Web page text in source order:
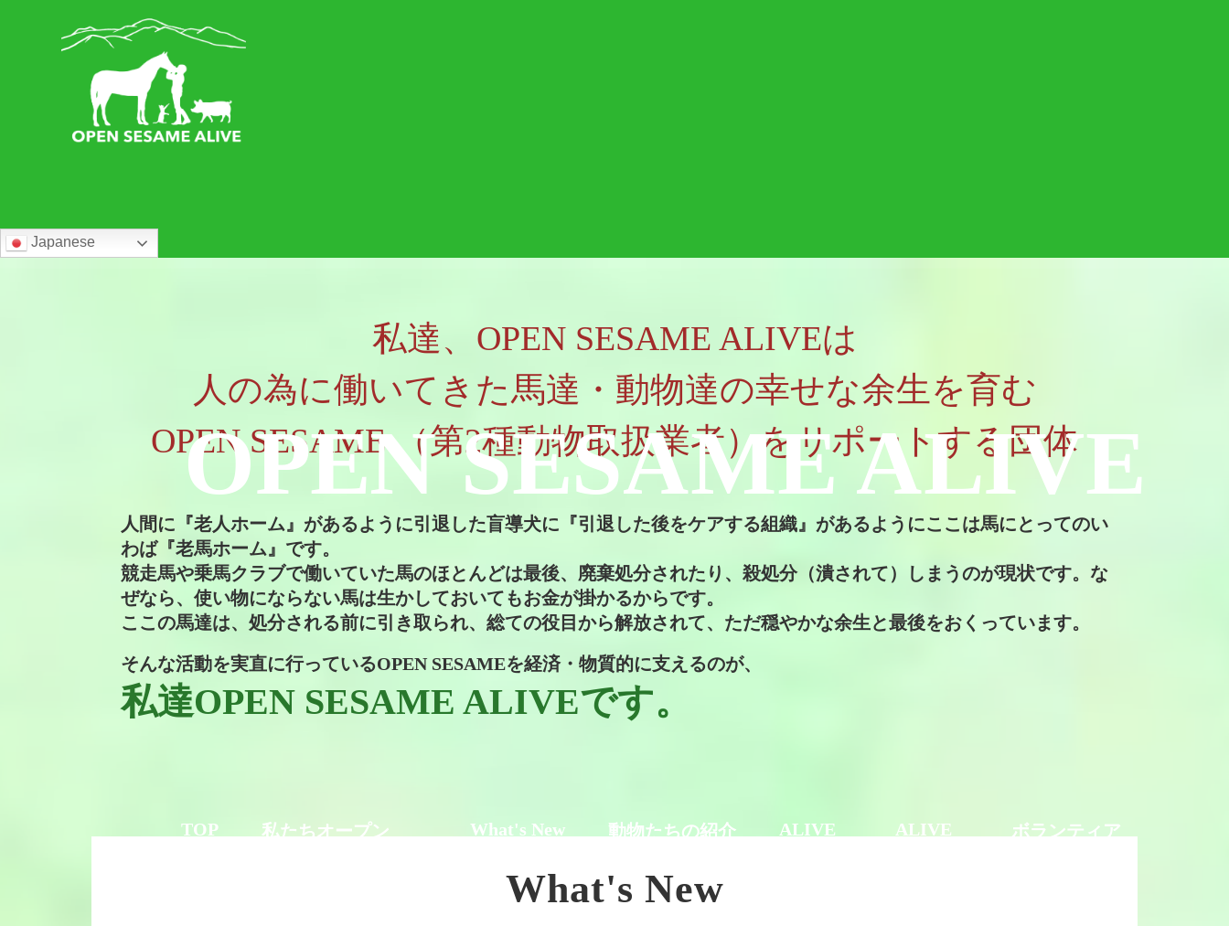
OPEN SESAME ALIVE
TOP
私たちオープン
What's New 動物たちの紹介
ALIVE
ALIVE
ボランティア
Japanese
私達、OPEN SESAME ALIVEは
人の為に働いてきた馬達・動物達の幸せな余生を育む
OPEN SESAME （第2種動物取扱業者）をサポートする団体
人間に『老人ホーム』があるように引退した盲導犬に『引退した後をケアする組織』があるようにここは馬にとってのい
わば『老馬ホーム』です。
競走馬や乗馬クラブで働いていた馬のほとんどは最後、廃棄処分されたり、殺処分（潰されて）しまうのが現状です。な
ぜなら、使い物にならない馬は生かしておいてもお金が掛かるからです。
ここの馬達は、処分される前に引き取られ、総ての役目から解放されて、ただ穏やかな余生と最後をおくっています。
そんな活動を実直に行っているOPEN SESAMEを経済・物質的に支えるのが、
私達OPEN SESAME ALIVEです。
What's New